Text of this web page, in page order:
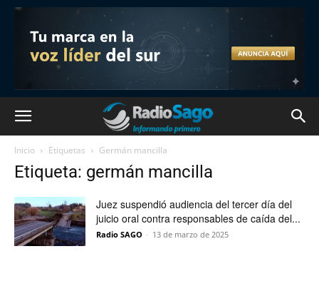
Inicio Etiquetas Germán mancilla
Etiqueta: germán mancilla
Juez suspendió audiencia del tercer día del
juicio oral contra responsables de caída del...
Radio SAGO - 13 de marzo de 2025